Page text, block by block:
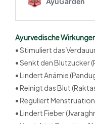
Ayurvedische
• Stimuliert das
• Senkt den Blutzucker
• Lindert Anämie
• Reinigt das Blut
• Reguliert
• Lindert Fieber